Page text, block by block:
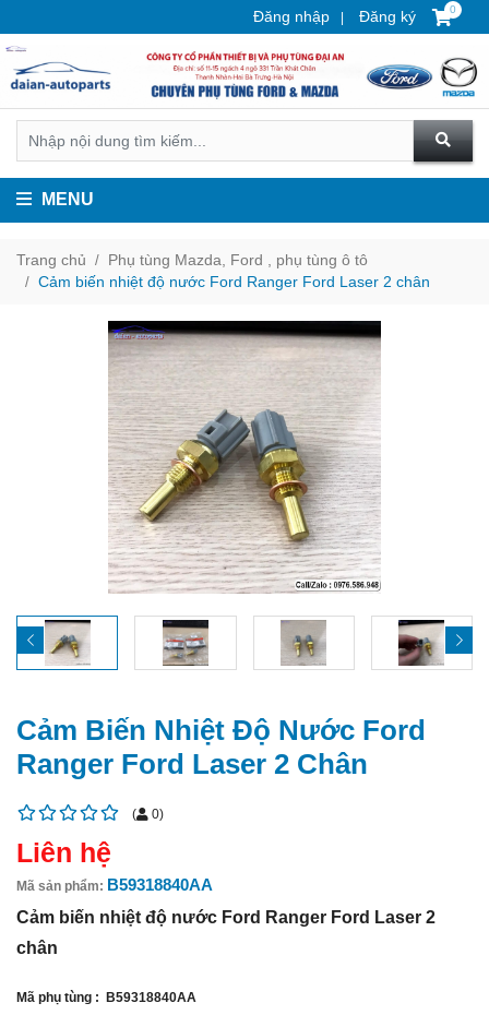
Đăng nhập Đăng ký 0
MENU
Trang chủ
Phụ tùng Mazda, Ford , phụ tùng ô tô
Cảm biến nhiệt độ nước Ford Ranger Ford Laser 2 chân
Cảm Biến Nhiệt Độ Nước Ford
Ranger Ford Laser 2 Chân
( 0)
Liên hệ
Mã sản phẩm: B59318840AA
Cảm biến nhiệt độ nước Ford Ranger Ford Laser 2
chân
Mã phụ tùng : B59318840AA